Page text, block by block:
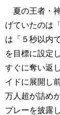
夏の王者・
げていたのは
は「５秒以内
を目標に設定
すぐに奪い返
イドに展開し
万人超が詰め
プレーを披露し